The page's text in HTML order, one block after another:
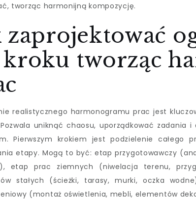
tworząc harmonijną kompozycję.
zaprojektować
tworząc
realistycznego harmonogramu prac jest
uniknąć chaosu, uporządkować zadania
Pierwszym krokiem jest podzielenie całego
etapy. Mogą to być: etap przygotowawczy
etap prac ziemnych (niwelacja terenu,
stałych (ścieżki, tarasy, murki, oczka
(montaż oświetlenia, mebli, elementów